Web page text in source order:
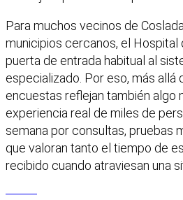
Para muchos vecinos de
municipios cercanos, el Hospital
puerta de entrada habitual al
especializado. Por eso, más allá
encuestas reflejan también algo
experiencia real de miles de
semana por consultas, pruebas
que valoran tanto el tiempo de
recibido cuando atraviesan una